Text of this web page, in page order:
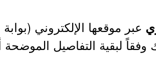
عبر موقعها الإلكتروني
لبقية التفاصيل الموضحة